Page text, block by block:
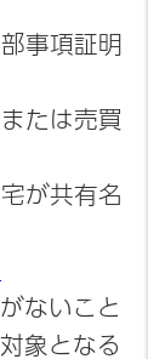
事項証明
たは売買
宅が共有名
ないこと
象となる